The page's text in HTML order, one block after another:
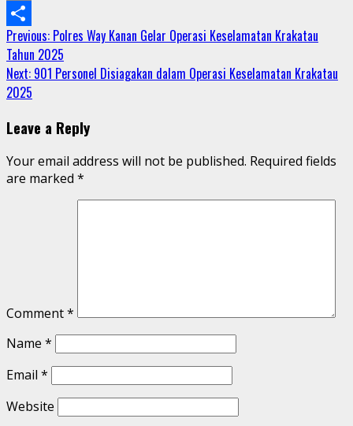
Email
Share
Continue
Reading
Previous: Polres Way Kanan Gelar Operasi Keselamatan Krakatau
Tahun 2025
Next: 901 Personel Disiagakan dalam Operasi Keselamatan Krakatau
2025
Leave a Reply
Your email address will not be published. Required fields
are marked *
Comment*
Name *
Email *
Website